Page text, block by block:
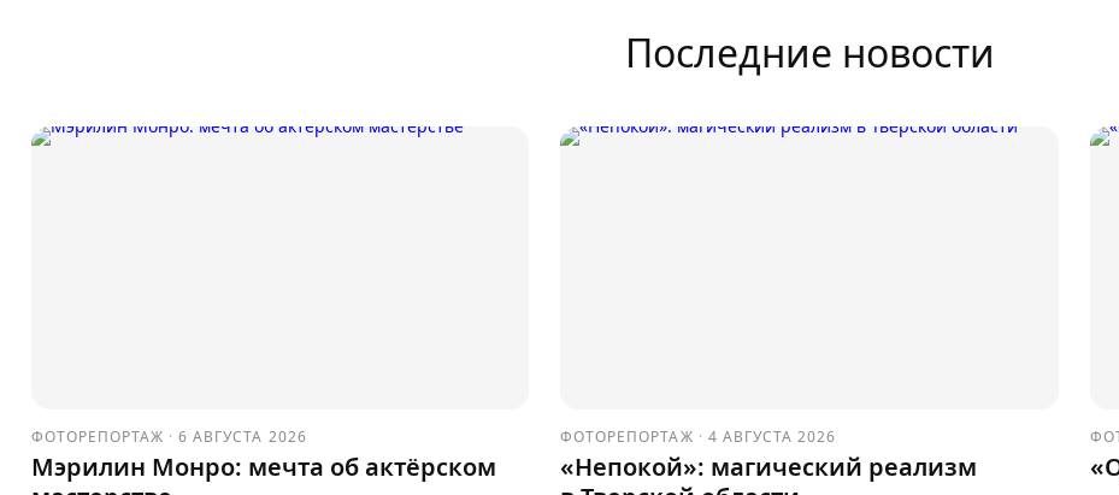
Последние новости
ФОТОРЕПОРТАЖ ·6 АВГУСТА 2026
Мэрилин Монро: мечта об актёрском
ФОТОРЕПОРТАЖ · 4 АВГУСТА 2026
«Непокой»: магический реализм